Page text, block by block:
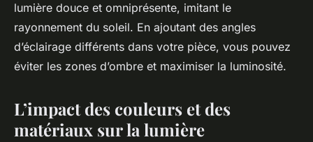
lumière douce et omniprésente, imitant le
rayonnement du soleil. En ajoutant des angles
d’éclairage différents dans votre pièce, vous pouvez
éviter les zones d’ombre et maximiser la luminosité.
L’impact des couleurs et des
matériaux sur la lumière